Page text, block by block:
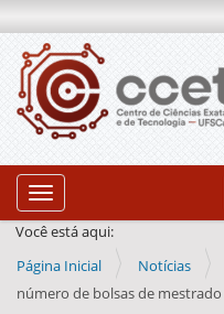
Toggle navigation
Você está aqui:
Página Inicial
Notícias
número de bolsas de